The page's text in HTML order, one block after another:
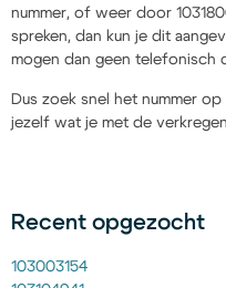
nummer, of weer door
spreken, dan kun je dit
mogen dan geen telefonisch
Dus zoek snel het nummer
jezelf wat je met de
Recent opgezocht
103003154